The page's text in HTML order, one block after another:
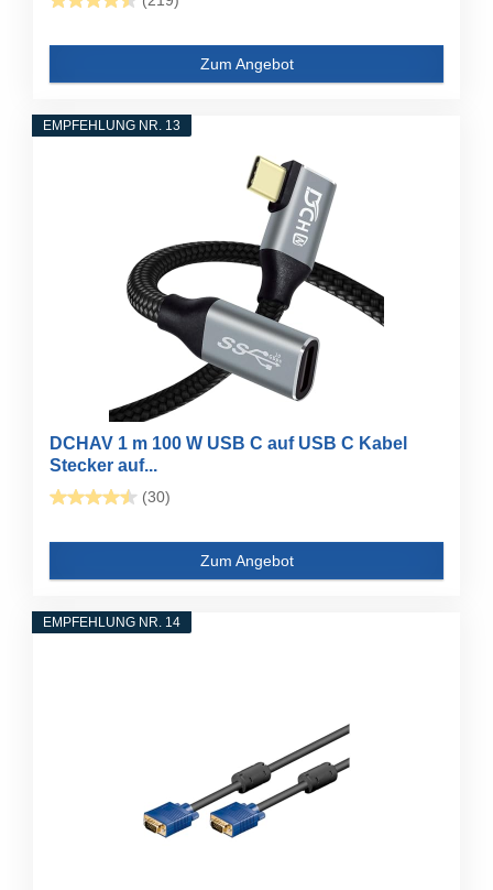
Zum Angebot
EMPFEHLUNG NR. 13
DCHAV 1 m 100 W USB C auf USB C Kabel
Stecker auf...
(30)
Zum Angebot
EMPFEHLUNG NR. 14